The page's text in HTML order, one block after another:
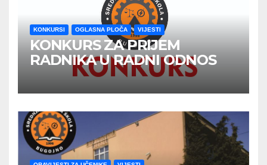
KONKURSI OGLASNA PLOČA VIJESTI
KONKURS ZA PRIJEM
RADNIKA U RADNI ODNOS